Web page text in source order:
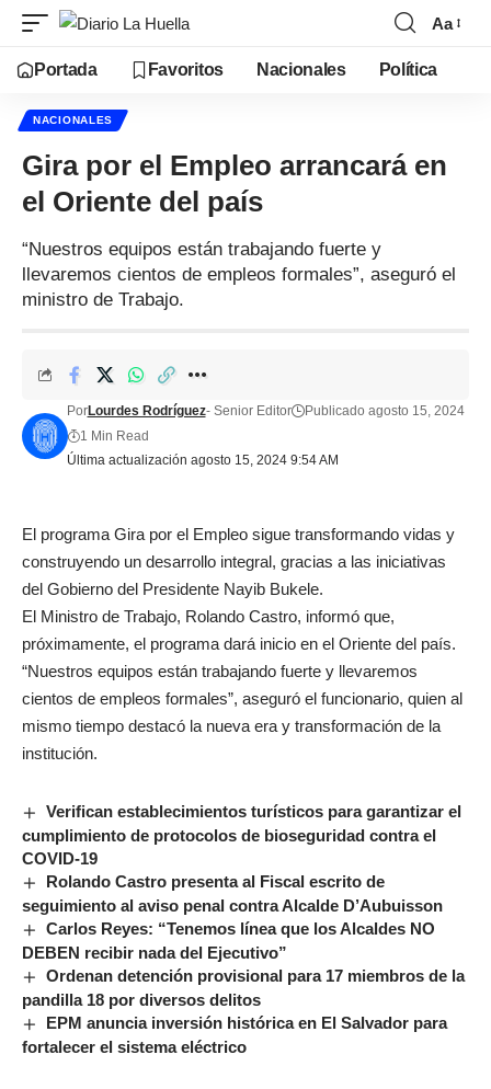
Aa
Portada Favoritos Nacionales Política
NACIONALES
Gira por el Empleo arrancará en
el Oriente del país
“Nuestros equipos están trabajando fuerte y
llevaremos cientos de empleos formales”, aseguró el
ministro de Trabajo.
Última actualización agosto 15, 2024 9:54 AM
PorLourdes Rodríguez- Senior Editor
Publicado agosto 15, 2024
1 Min Read
El programa Gira por el Empleo sigue transformando vidas y
construyendo un desarrollo integral, gracias a las iniciativas
del Gobierno del Presidente Nayib Bukele.
El Ministro de Trabajo, Rolando Castro, informó que,
próximamente, el programa dará inicio en el Oriente del país.
“Nuestros equipos están trabajando fuerte y llevaremos
cientos de empleos formales”, aseguró el funcionario, quien al
mismo tiempo destacó la nueva era y transformación de la
institución.
Verifican establecimientos turísticos para garantizar el
cumplimiento de protocolos de bioseguridad contra el
COVID-19
Rolando Castro presenta al Fiscal escrito de
seguimiento al aviso penal contra Alcalde D’Aubuisson
Carlos Reyes: “Tenemos línea que los Alcaldes NO
DEBEN recibir nada del Ejecutivo”
Ordenan detención provisional para 17 miembros de la
pandilla 18 por diversos delitos
EPM anuncia inversión histórica en El Salvador para
fortalecer el sistema eléctrico